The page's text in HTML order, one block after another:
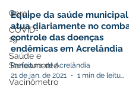
Geral
COVID-
19
Saúde e
Saneamento
Vacinômetro
Equipe da saúde municipal
atua diariamente no
controle das doenças
endêmicas em Acrelândia
Prefeitura de Acrelândia
21 de jan. de 2021
1 min de leitura